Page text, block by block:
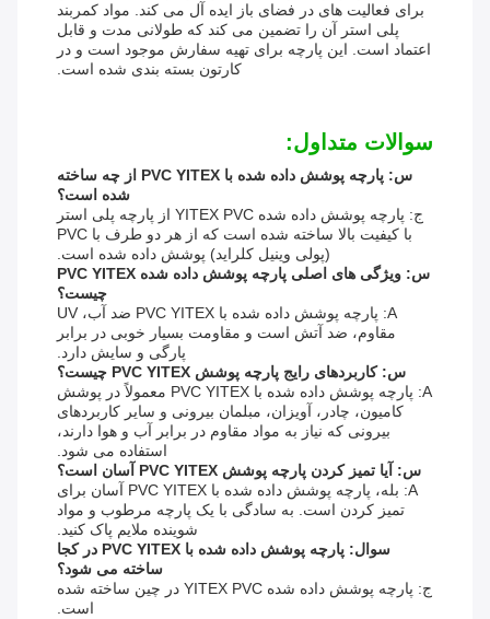
برای فعالیت های در فضای باز ایده آل می کند. مواد کمربند
پلی استر آن را تضمین می کند که طولانی مدت و قابل
اعتماد است. این پارچه برای تهیه سفارش موجود است و در
کارتون بسته بندی شده است.
سوالات متداول:
س: پارچه پوشش داده شده با PVC YITEX از چه ساخته
شده است؟
ج: پارچه پوشش داده شده YITEX PVC از پارچه پلی استر
با کیفیت بالا ساخته شده است که از هر دو طرف با PVC
(پولی وینیل کلراید) پوشش داده شده است.
س: ویژگی های اصلی پارچه پوشش داده شده PVC YITEX
چیست؟
A: پارچه پوشش داده شده با PVC YITEX ضد آب، UV
مقاوم، ضد آتش است و مقاومت بسیار خوبی در برابر
پارگی و سایش دارد.
س: کاربردهای رایج پارچه پوشش PVC YITEX چیست؟
A: پارچه پوشش داده شده با PVC YITEX معمولاً در پوشش
کامیون، چادر، آویزان، مبلمان بیرونی و سایر کاربردهای
بیرونی که نیاز به مواد مقاوم در برابر آب و هوا دارند،
استفاده می شود.
س: آیا تمیز کردن پارچه پوشش PVC YITEX آسان است؟
A: بله، پارچه پوشش داده شده با PVC YITEX آسان برای
تمیز کردن است. به سادگی با یک پارچه مرطوب و مواد
شوینده ملایم پاک کنید.
سوال: پارچه پوشش داده شده با PVC YITEX در کجا
ساخته می شود؟
ج: پارچه پوشش داده شده YITEX PVC در چین ساخته شده
است.